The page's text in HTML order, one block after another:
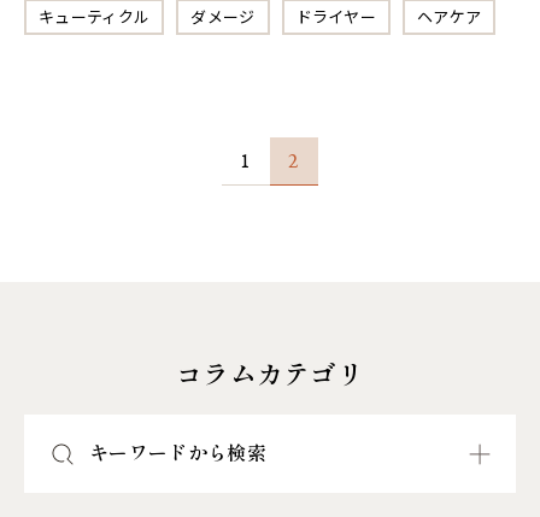
キューティクル ダメージ ドライヤー ヘアケア
1 2
コラムカテゴリ
キーワードから検索